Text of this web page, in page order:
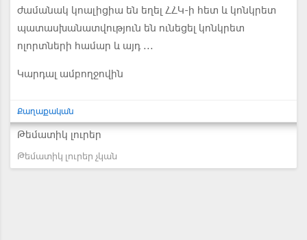
ժամանակ կոալիցիա են եղել ՀՀԿ-ի հետ և կոնկրետ
պատասխանատվություն են ունեցել կոնկրետ
ոլորտների համար և այդ ...
Կարդալ ամբողջովին
Քաղաքական
Թեմատիկ լուրեր
Թեմատիկ լուրեր չկան